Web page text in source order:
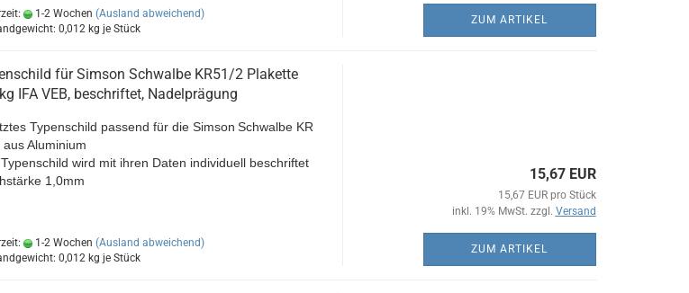
1-2 Wochen (Ausland abweichend)
0,012kg je Stück
ZUM ARTIKEL
für Simson Schwalbe KR51/2 Plakette
IFA VEB, beschriftet, Nadelprägung
Typenschild passend für die Simson Schwalbe KR
aus Aluminium
wird mit ihren Daten individuell beschriftet
1,0mm
1-2 Wochen (Ausland abweichend)
0,012kg je Stück
15,67 EUR
15,67 EUR pro Stück
inkl. 19% MwSt. zzgl. Versand
ZUM ARTIKEL